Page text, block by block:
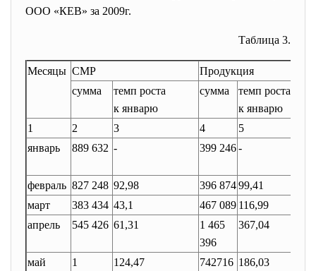
ООО «КЕВ» за 2009г.
Таблица 3.
Месяцы СМР
Продукция
сумма
темп роста
к январю
сумма
темп роста
к январю
1
2 3 4
5
январь
889 632 - 399 246-
февраль 827 248 92,98 396 87499,41
март
383 434 43,1 467 089 116,99
апрель
545 426 61,31
1 465
396
367,04
май 1 124,47 742716 186,03